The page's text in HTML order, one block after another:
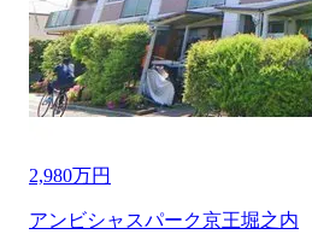
2,980万円
アンビシャスパーク京王堀之内